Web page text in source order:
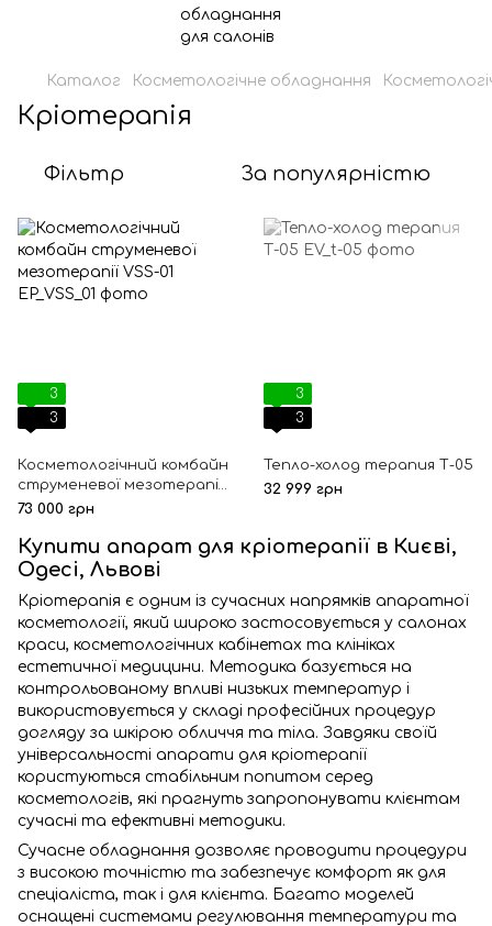
Каталог Косметологічне обладнання
Кріотерапія
Фільтр За популярністю
3
3
Косметологічний комбайн
струменевої мезотерапії
VSS-01
73 000 грн
3
3
Тепло-холод терапия Т-05
32 999 грн
Купити апарат для кріотерапії в Києві,
Одесі, Львові
Кріотерапія є одним із сучасних напрямків апаратної
косметології, який широко застосовується у салонах
краси, косметологічних кабінетах та клініках
естетичної медицини. Методика базується на
контрольованому впливі низьких температур і
використовується у складі професійних процедур
догляду за шкірою обличчя та тіла. Завдяки своїй
універсальності апарати для кріотерапії
користуються стабільним попитом серед
косметологів, які прагнуть запропонувати клієнтам
сучасні та ефективні методики.
Сучасне обладнання дозволяє проводити процедури
з високою точністю та забезпечує комфорт як для
спеціаліста, так і для клієнта. Багато моделей
оснащені системами регулювання температури та